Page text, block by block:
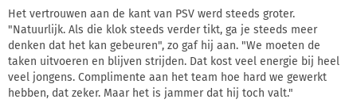
Het vertrouwen aan de kant van PSV werd steeds groter.
"Natuurlijk. Als die klok steeds verder tikt, ga je steeds meer
denken dat het kan gebeuren", zo gaf hij aan. "We moeten de
taken uitvoeren en blijven strijden. Dat kost veel energie bij heel
veel jongens. Complimente aan het team hoe hard we gewerkt
hebben, dat zeker. Maar het is jammer dat hij toch valt."